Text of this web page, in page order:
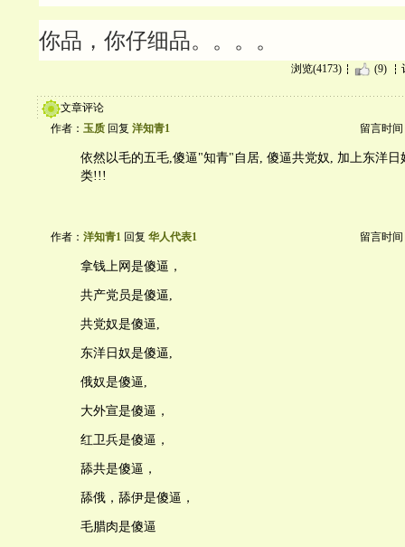
你品，你仔细品。。。。
浏览(4173) (9)
文章评论
作者： 玉质 回复 洋知青1 留言时间
依然以毛的五毛,傻逼"知青"自居, 傻逼共党奴, 加上东洋日
类!!!
作者： 洋知青1 回复 华人代表1 留言时间
拿钱上网是傻逼，
共产党员是傻逼,
共党奴是傻逼,
东洋日奴是傻逼,
俄奴是傻逼,
大外宣是傻逼，
红卫兵是傻逼，
舔共是傻逼，
舔俄，舔伊是傻逼，
毛腊肉是傻逼